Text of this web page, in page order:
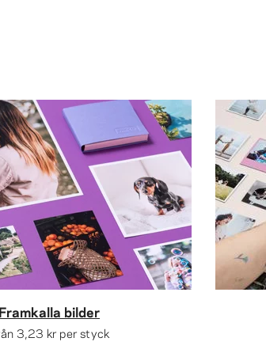
Framkalla bilder
3,23 kr per styck